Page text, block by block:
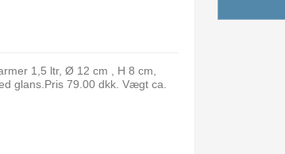
1,5 ltr, Ø 12 cm , H 8 cm,
glans.Pris 79.00 dkk. Vægt ca.